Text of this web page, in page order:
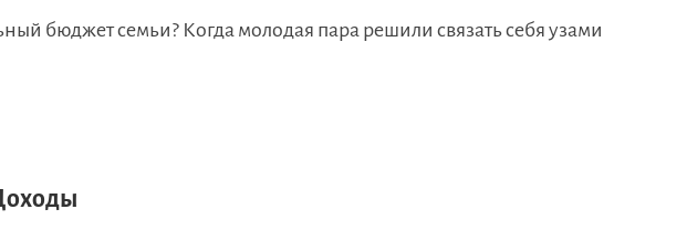
бюджет семьи? Когда молодая пара решили связать себя узами